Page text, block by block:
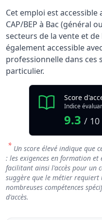
Cet emploi est
CAP/BEP à Bac (général
secteurs de la vente et
également accessible
professionnelle dans ces
particulier.
Score
Indice
9.3 / 10
* Un score élevé indique que
: les exigences en formation et
facilitant ainsi l'accès pour un
suggère que le métier
nombreuses compétences
d'accès.